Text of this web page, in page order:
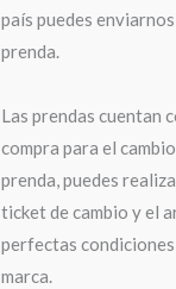
país puedes
prenda.
Las prendas cuentan
compra para el
prenda, puedes
ticket de cambio y el
perfectas
marca.